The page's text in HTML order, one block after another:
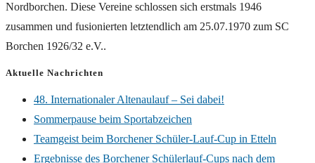
Nordborchen. Diese Vereine schlossen sich erstmals 1946
zusammen und fusionierten letztendlich am 25.07.1970 zum SC
Borchen 1926/32 e.V..
Aktuelle Nachrichten
48. Internationaler Altenaulauf – Sei dabei!
Sommerpause beim Sportabzeichen
Teamgeist beim Borchener Schüler-Lauf-Cup in Etteln
Ergebnisse des Borchener Schülerlauf-Cups nach dem